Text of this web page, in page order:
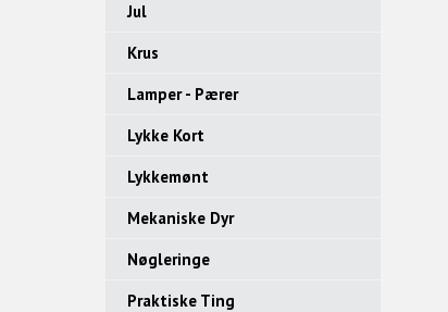
Jul
Krus
Lamper - Pærer
Lykke Kort
Lykkemønt
Mekaniske Dyr
Nøgleringe
Praktiske Ting